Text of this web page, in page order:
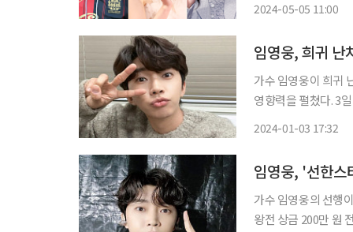
2024-05-05 11:00
임영웅, 희귀 난
가수 임영웅이 희귀
영향력을 펼쳤다. 3일 한국소아암재단은 가수 임영웅이 ‘선한스타’ 12월 가왕전서 받은 상금
2024-01-03 17:32
가수 임영웅의 선행이 계속되고 있다. 1일 한국소
왕전 상금 200만 원 전